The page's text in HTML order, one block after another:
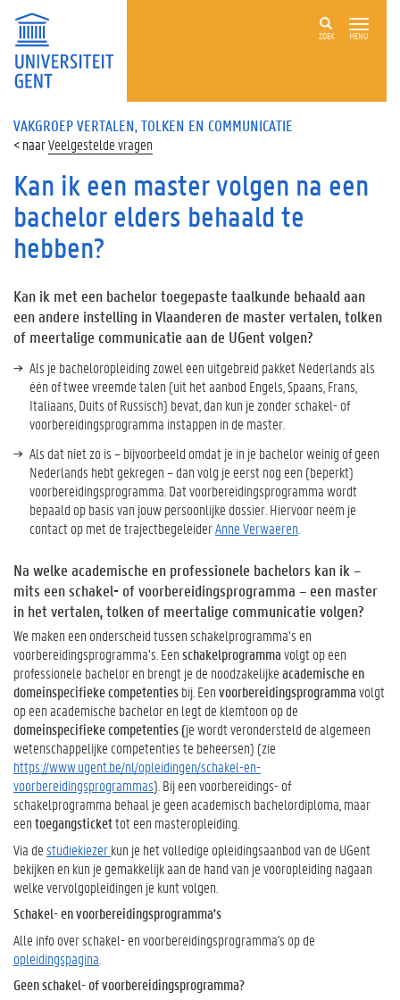
ZOEK MENU
VAKGROEP VERTALEN, TOLKEN EN COMMUNICATIE
Veelgestelde vragen
Kan ik een master volgen na een
bachelor elders behaald te
hebben?
Kan ik met een bachelor toegepaste taalkunde behaald aan
een andere instelling in Vlaanderen de master vertalen, tolken
of meertalige communicatie aan de UGent volgen?
Als je bacheloropleiding zowel een uitgebreid pakket Nederlands als
één of twee vreemde talen (uit het aanbod Engels, Spaans, Frans,
Italiaans, Duits of Russisch) bevat, dan kun je zonder schakel- of
voorbereidingsprogramma instappen in de master.
Als dat niet zo is – bijvoorbeeld omdat je in je bachelor weinig of geen
Nederlands hebt gekregen – dan volg je eerst nog een (beperkt)
voorbereidingsprogramma. Dat voorbereidingsprogramma wordt
bepaald op basis van jouw persoonlijke dossier. Hiervoor neem je
contact op met de trajectbegeleiderAnne Verwaeren
Na welke academische en professionele bachelors kan ik –
mits een schakel- of voorbereidingsprogramma – een master
in het vertalen, tolken of meertalige communicatie volgen?
We maken een onderscheid tussen schakelprogramma’s en
voorbereidingsprogramma’s. Eenschakelprogrammavolgt op een
professionele bachelor en brengt je de noodzakelijkeacademische en
domeinspecifieke competentiesbij. Eenvoorbereidingsprogrammavolgt
op een academische bachelor en legt de klemtoon op de
domeinspecifieke competenties (je wordt verondersteld de algemeen
wetenschappelijke competenties te beheersen) (zie
https://www.ugent.be/nl/opleidingen/schakel-en-
voorbereidingsprogrammas). Bij een voorbereidings- of
schakelprogramma behaal je geen academisch bachelordiploma, maar
eentoegangstickettot een masteropleiding.
Via destudiekiezerkun je het volledige opleidingsaanbod van de UGent
bekijken en kun je gemakkelijk aan de hand van je vooropleiding nagaan
welke vervolgopleidingen je kunt volgen.
Schakel- en voorbereidingsprogramma's
Alle info over schakel- en voorbereidingsprogramma's op de
opleidingspagina
Geen schakel- of voorbereidingsprogramma?